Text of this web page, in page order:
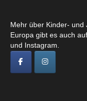
Mehr über Kinder- und
Europa gibt es auch
und Instagram.